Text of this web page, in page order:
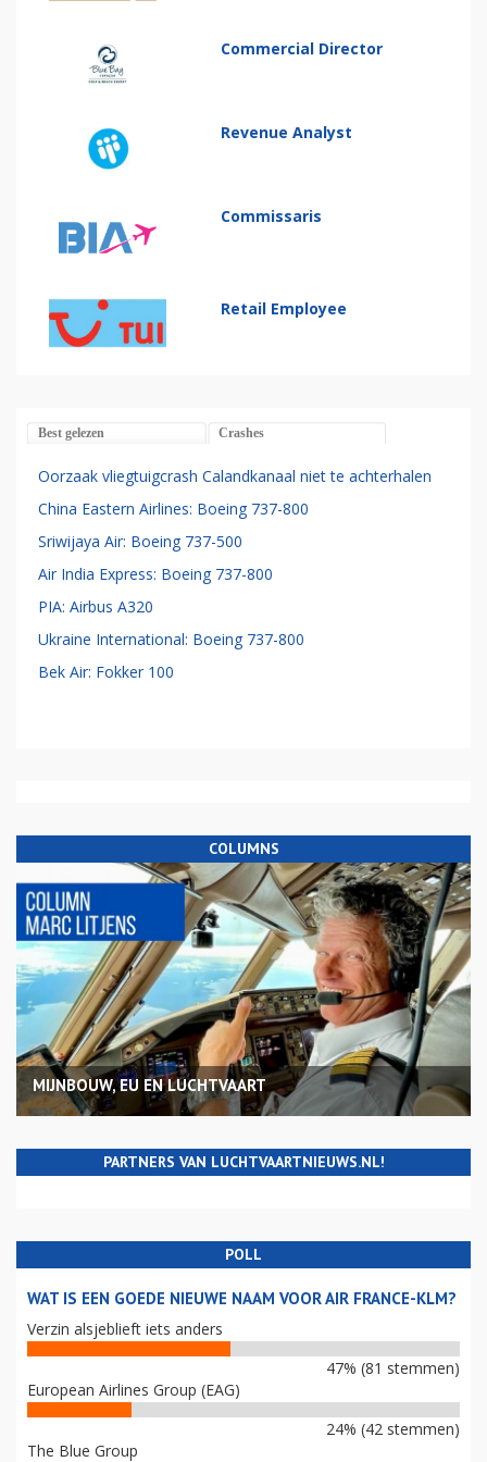
Commercial Director
Revenue Analyst
Commissaris
Retail Employee
Best gelezen Crashes
Oorzaak vliegtuigcrash Calandkanaal niet te achterhalen
China Eastern Airlines: Boeing 737-800
Sriwijaya Air: Boeing 737-500
Air India Express: Boeing 737-800
PIA: Airbus A320
Ukraine International: Boeing 737-800
Bek Air: Fokker 100
COLUMNS
MIJNBOUW, EU EN LUCHTVAART
PARTNERS VAN LUCHTVAARTNIEUWS.NL!
POLL
WAT IS EEN GOEDE NIEUWE NAAM VOOR AIR FRANCE-KLM?
Verzin alsjeblieft iets anders
47% (81 stemmen)
European Airlines Group (EAG)
24% (42 stemmen)
The Blue Group